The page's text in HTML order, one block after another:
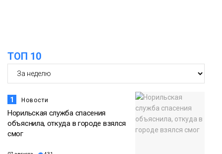
07 августа
Общество
ТОП 10
1 Новости
Норильская служба спасения
объяснила, откуда в городе взялся
смог